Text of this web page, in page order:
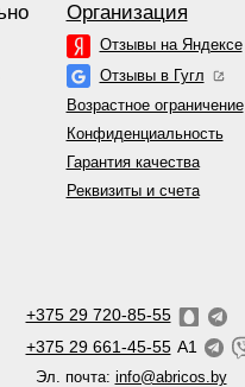
Организация
Отзывы на Яндексе
Отзывы в Гугл
Возрастное ограничение
Конфиденциальность
Гарантия качества
Реквизиты и счета
+375 29 720-85-55
+375 29 661-45-55 A1
Эл. почта: info@abricos.by